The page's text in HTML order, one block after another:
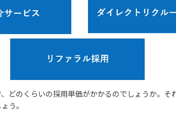
どのくらいの採用単価がかかるのでしょうか。そ
う。